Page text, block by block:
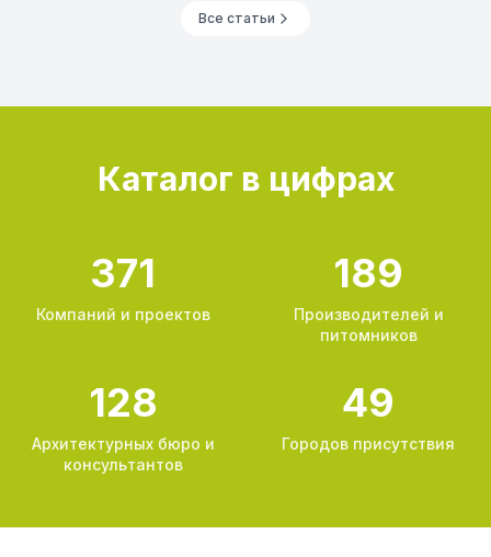
Все статьи
Каталог в цифрах
371
Компаний и проектов
189
Производителей и
питомников
128
Архитектурных бюро и
консультантов
49
Городов присутствия